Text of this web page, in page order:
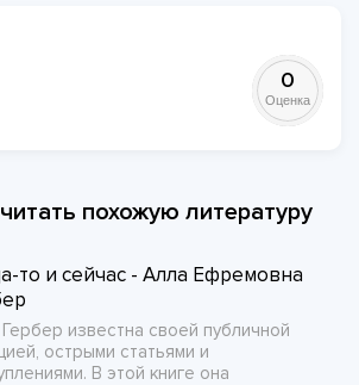
0
Оценка
похожую литературу
то и сейчас - Алла Ефремовна
известна своей публичной
острыми статьями и
В этой книге она